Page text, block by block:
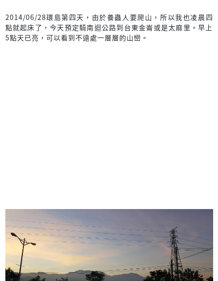
2014/06/28環島第四天，由於養蟲人要爬山，所以我也凌晨四
點就起床了，今天預定騎南迴公路到台東金崙或是太麻里。早上
5點天已亮，可以看到不遠處一層層的山巒。